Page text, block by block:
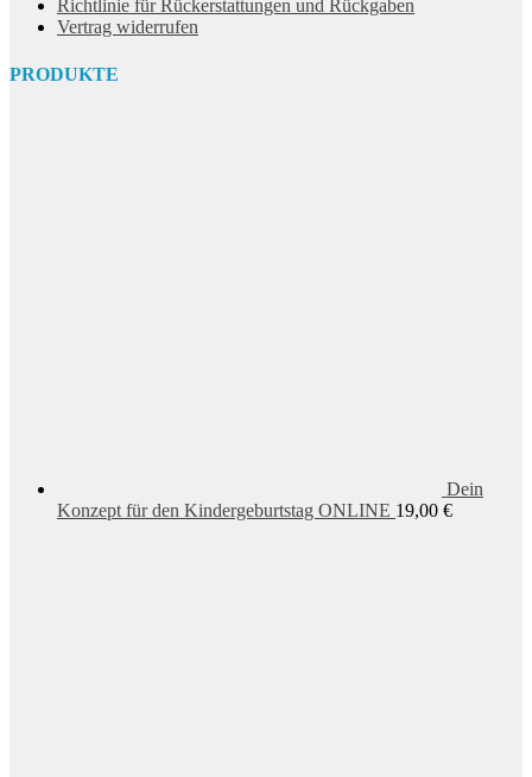
Richtlinie für Rückerstattungen und Rückgaben
Vertrag widerrufen
PRODUKTE
Dein
Konzept für den Kindergeburtstag ONLINE 19,00 €